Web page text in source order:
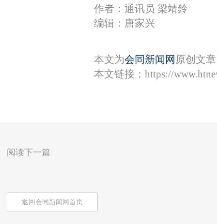
作者：通讯员 梁靖鈴
编辑：唐家兴
本文为会同新闻网 原创文
本文链接： https://
阅读下一篇
返回会同新闻网首页